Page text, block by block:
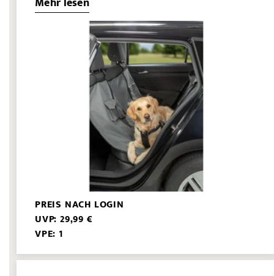
PREIS NACH LOGIN
UVP: 29,99 €
VPE: 1